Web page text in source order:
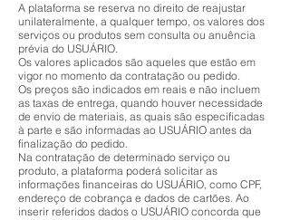
A plataforma se reserva no direito de reajustar
unilateralmente, a qualquer tempo, os valores dos
serviços ou produtos sem consulta ou anuência
prévia do USUÁRIO.
Os valores aplicados são aqueles que estão em
vigor no momento da contratação ou pedido.
Os preços são indicados em reais e não incluem
as taxas de entrega, quando houver necessidade
de envio de materiais, as quais são especificadas
à parte e são informadas ao USUÁRIO antes da
finalização do pedido.
Na contratação de determinado serviço ou
produto, a plataforma poderá solicitar as
informações financeiras do USUÁRIO, como CPF,
endereço de cobrança e dados de cartões. Ao
inserir referidos dados o USUÁRIO concorda que